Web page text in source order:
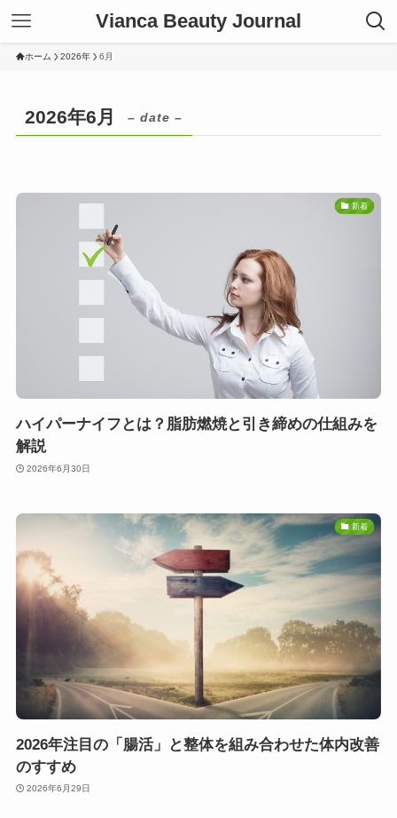
Vianca Beauty Journal
ホーム 2026年 6月
2026年6月 – date –
新着
ハイパーナイフとは？脂肪燃焼と引き締めの仕組みを
解説
2026年6月30日
新着
2026年注目の「腸活」と整体を組み合わせた体内改善
のすすめ
2026年6月29日